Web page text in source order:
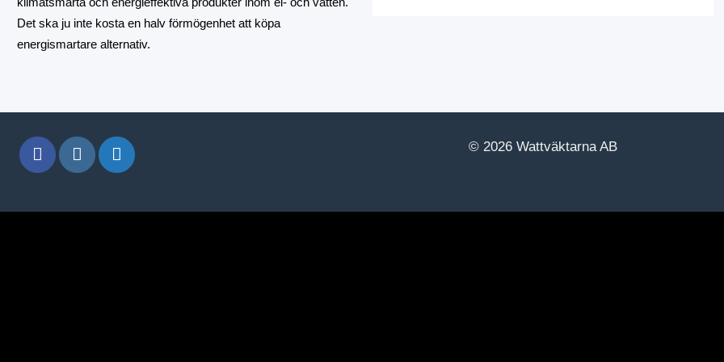
Det ska ju inte kosta en halv förmögenhet att köpa
energismartare alternativ.
© 2026 Wattväktarna AB